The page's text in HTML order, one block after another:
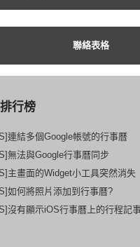
聯絡表格
行榜
連結多個Google帳號的行事曆
無法與Google行事曆同步
主畫面的Widget小工具突然消失
如何將照片添加到行事曆?
沒有顯示iOS行事曆上的行程記